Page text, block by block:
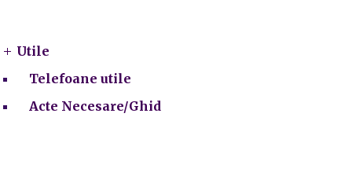
Utile
Telefoane utile
Acte Necesare/Ghid